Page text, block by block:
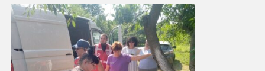
09:54 вчора